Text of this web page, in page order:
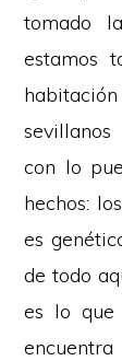
tomado
estamos
con lo
hechos:
es
de todo
es lo que